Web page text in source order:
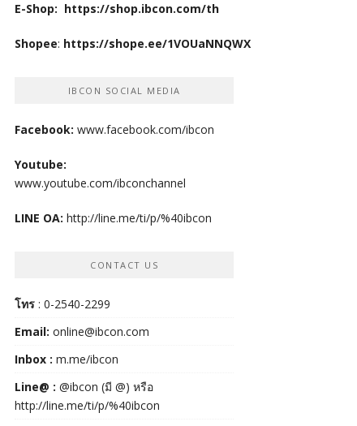
E-Shop: https://shop.ibcon.com/th
Shopee: https://shope.ee/1VOUaNNQWX
IBCON SOCIAL MEDIA
Facebook: www.facebook.com/ibcon
Youtube:
www.youtube.com/ibconchannel
LINE OA: http://line.me/ti/p/%40ibcon
CONTACT US
โทร : 0-2540-2299
Email: online@ibcon.com
Inbox : m.me/ibcon
Line@ : @ibcon (มี @) หรือ
http://line.me/ti/p/%40ibcon